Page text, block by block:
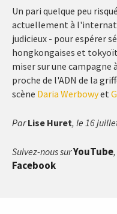
Un pari quelque peu
actuellement à
judicieux - pour espérer
hongkongaises et
miser sur une campagne
proche de l'ADN de la
scène Daria Werbowyet
ParLise Huret, le 16
Suivez-nous surYouTube,
Facebook